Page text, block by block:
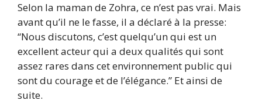
Selon la maman de Zohra, ce n’est pas vrai. Mais
avant qu’il ne le fasse, il a déclaré à la presse:
“Nous discutons, c’est quelqu’un qui est un
excellent acteur qui a deux qualités qui sont
assez rares dans cet environnement public qui
sont du courage et de l’élégance.” Et ainsi de
suite.